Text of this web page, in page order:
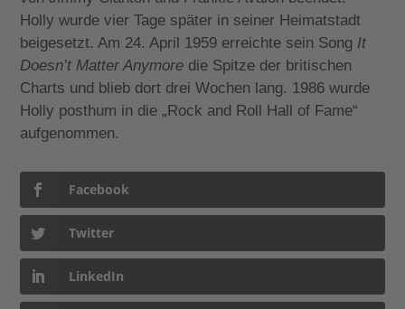
Holly wurde vier Tage später in seiner Heimatstadt
beigesetzt. Am 24. April 1959 erreichte sein Song It
Doesn’t Matter Anymore die Spitze der britischen
Charts und blieb dort drei Wochen lang. 1986 wurde
Holly posthum in die „Rock and Roll Hall of Fame“
aufgenommen.
Facebook
Twitter
LinkedIn